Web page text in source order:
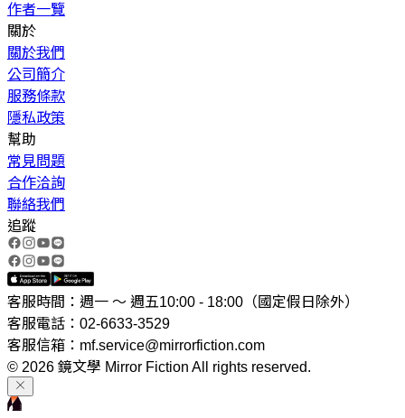
作者一覽
關於
關於我們
公司簡介
服務條款
隱私政策
幫助
常見問題
合作洽詢
聯絡我們
追蹤
客服時間：週一 ～ 週五10:00 - 18:00（國定假日除外）
客服電話：02-6633-3529
客服信箱：mf.service@mirrorfiction.com
© 2026 鏡文學 Mirror Fiction All rights reserved.